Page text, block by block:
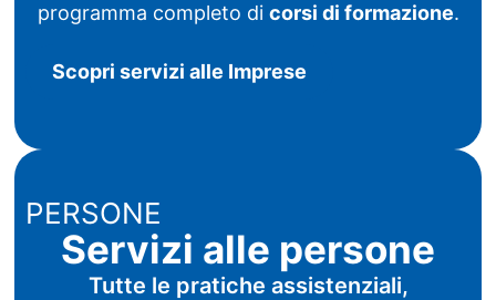
programma completo di corsi di formazione.
Scopri servizi alle Imprese
PERSONE
Servizi alle persone
Tutte le pratiche assistenziali,